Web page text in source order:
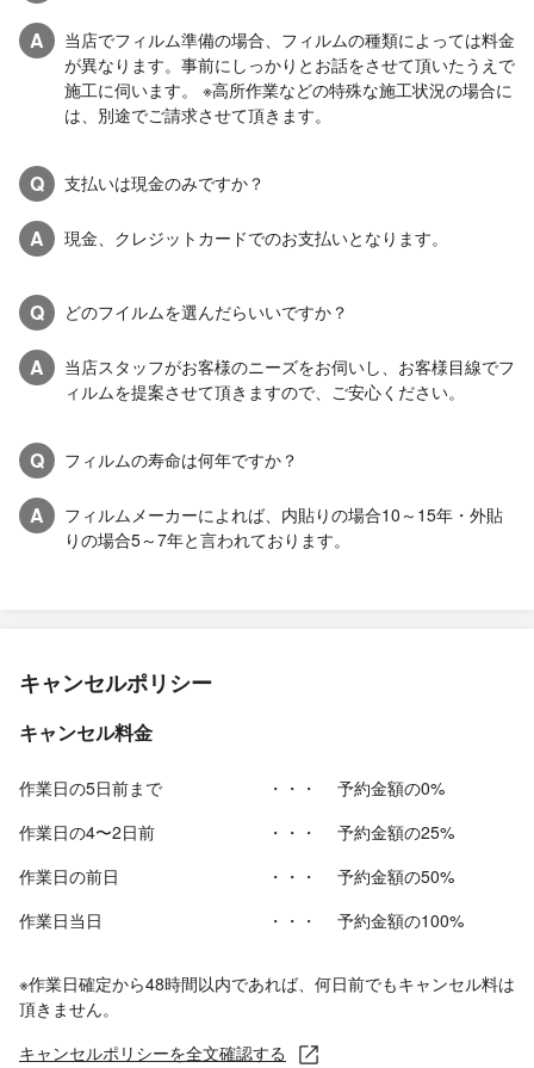
A
当店でフィルム準備の場合、フィルムの種類によっては料金
が異なります。事前にしっかりとお話をさせて頂いたうえで
施工に伺います。 ※高所作業などの特殊な施工状況の場合に
は、別途でご請求させて頂きます。
Q 支払いは現金のみですか？
A 現金、クレジットカードでのお支払いとなります。
Q どのフイルムを選んだらいいですか？
A
当店スタッフがお客様のニーズをお伺いし、お客様目線でフ
ィルムを提案させて頂きますので、ご安心ください。
Q フィルムの寿命は何年ですか？
A
フィルムメーカーによれば、内貼りの場合10～15年・外貼
りの場合5～7年と言われております。
キャンセルポリシー
キャンセル料金
作業日の5日前まで ・・・
予約金額の0%
作業日の4〜2日前
・・・
予約金額の25%
作業日の前日
・・・
予約金額の50%
作業日当日
・・・ 予約金額の100%
※作業日確定から48時間以内であれば、何日前でもキャンセル料は
頂きません。
キャンセルポリシーを全文確認する